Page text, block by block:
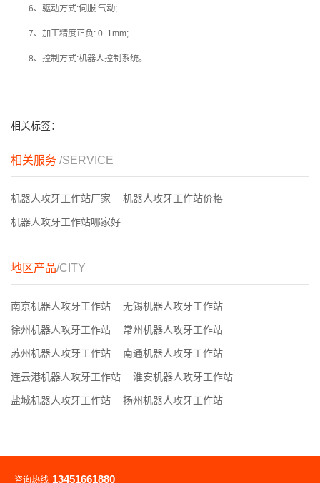
6、驱动方式:伺服.气动;.
7、加工精度正负: 0. 1mm;
8、控制方式:机器人控制系统。
相关标签：
相关服务 /SERVICE
机器人攻牙工作站厂家 机器人攻牙工作站价格
机器人攻牙工作站哪家好
地区产品/CITY
南京机器人攻牙工作站 无锡机器人攻牙工作站
徐州机器人攻牙工作站 常州机器人攻牙工作站
苏州机器人攻牙工作站 南通机器人攻牙工作站
连云港机器人攻牙工作站 淮安机器人攻牙工作站
盐城机器人攻牙工作站 扬州机器人攻牙工作站
咨询热线 13451661880